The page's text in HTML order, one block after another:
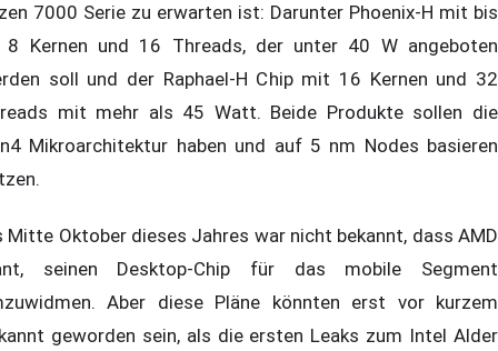
7000 Serie zu erwarten ist: Darunter Phoenix-H mit bis
8 Kernen und 16 Threads, der unter 40 W angeboten
soll und der Raphael-H Chip mit 16 Kernen und 32
mit mehr als 45 Watt. Beide Produkte sollen die
Mikroarchitektur haben und auf 5 nm Nodes basieren
Mitte Oktober dieses Jahres war nicht bekannt, dass AMD
seinen Desktop-Chip für das mobile Segment
Aber diese Pläne könnten erst vor kurzem
geworden sein, als die ersten Leaks zum Intel Alder